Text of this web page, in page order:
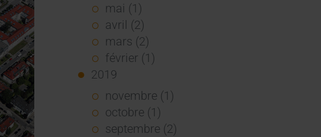
mai (1)
avril (2)
mars (2)
février (1)
2019
novembre (1)
octobre (1)
septembre (2)